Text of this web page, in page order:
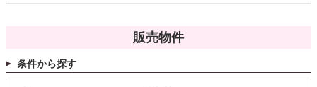
販売物件
条件から探す